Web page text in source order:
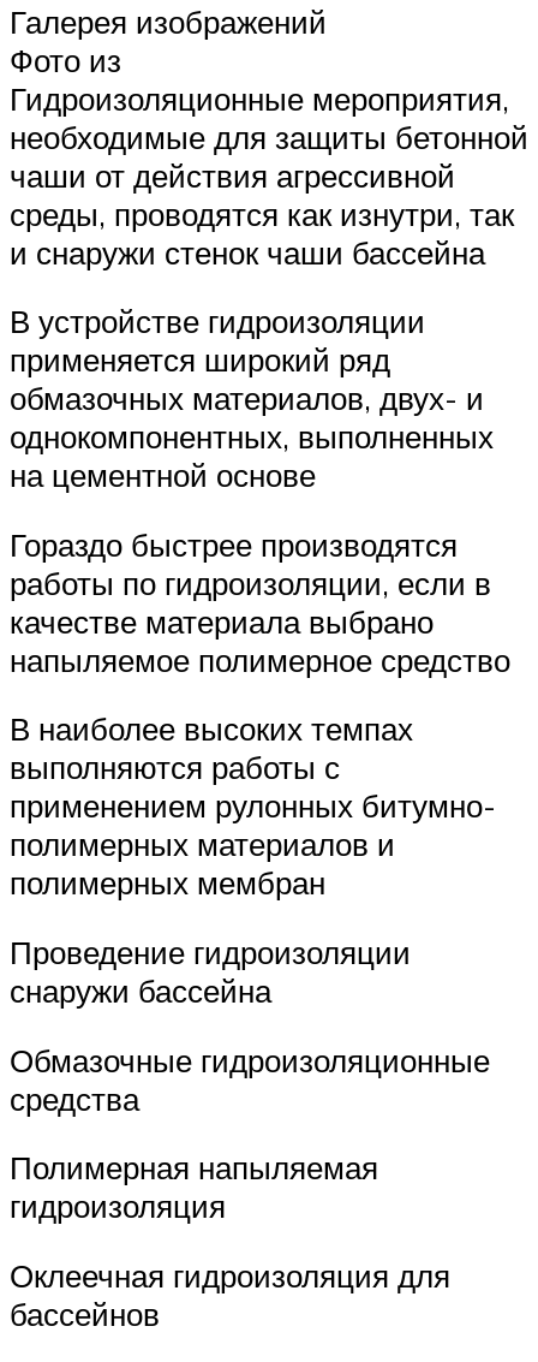
Галерея изображений
Фото из
Гидроизоляционные мероприятия,
необходимые для защиты бетонной
чаши от действия агрессивной
среды, проводятся как изнутри, так
и снаружи стенок чаши бассейна
В устройстве гидроизоляции
применяется широкий ряд
обмазочных материалов, двух- и
однокомпонентных, выполненных
на цементной основе
Гораздо быстрее производятся
работы по гидроизоляции, если в
качестве материала выбрано
напыляемое полимерное средство
В наиболее высоких темпах
выполняются работы с
применением рулонных битумно-
полимерных материалов и
полимерных мембран
Проведение гидроизоляции
снаружи бассейна
Обмазочные гидроизоляционные
средства
Полимерная напыляемая
гидроизоляция
Оклеечная гидроизоляция для
бассейнов